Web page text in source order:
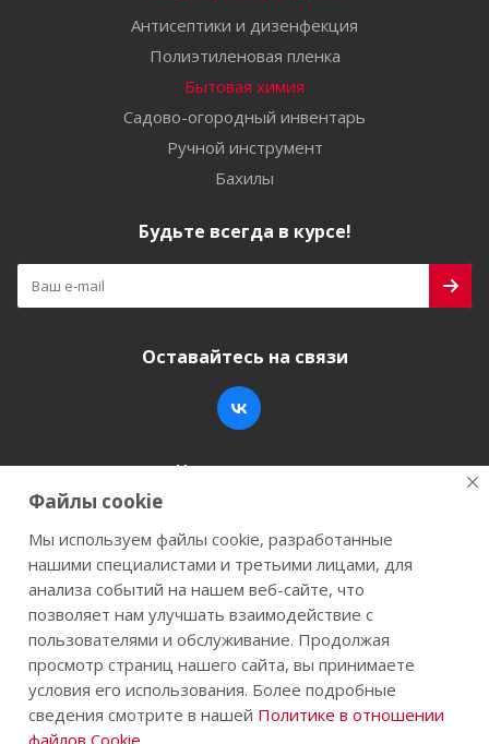
Антисептики и дизенфекция
Полиэтиленовая пленка
Бытовая химия
Садово-огородный инвентарь
Ручной инструмент
Бахилы
Будьте всегда в курсе!
Оставайтесь на связи
Наши контакты
+7 (846) 200-05-15
г. Самара, ул. Заводское шоссе, 17
2026 © Строй-К.рф. Сайт не является публичной
офертой.
Файлы cookie
Мы используем файлы cookie, разработанные
нашими специалистами и третьими лицами, для
анализа событий на нашем веб-сайте, что
позволяет нам улучшать взаимодействие с
пользователями и обслуживание. Продолжая
просмотр страниц нашего сайта, вы принимаете
условия его использования. Более подробные
сведения смотрите в нашей Политике в отношении
файлов Cookie